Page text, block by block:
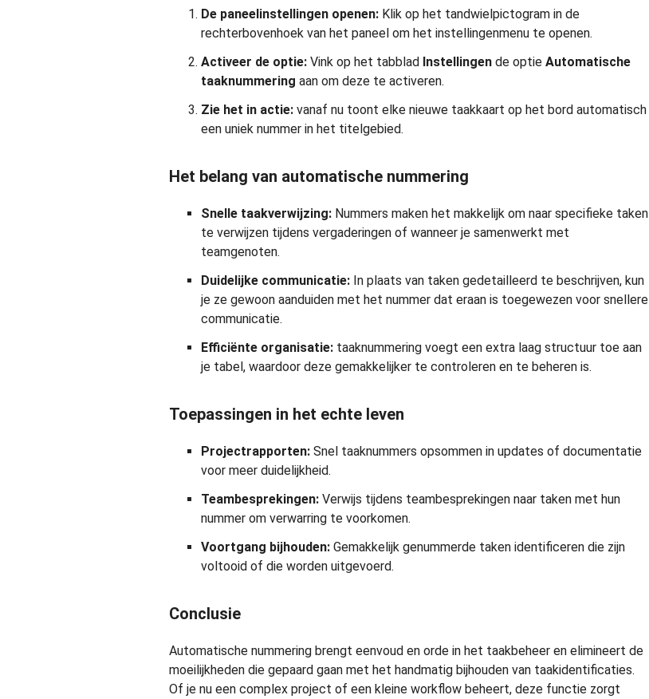
De paneelinstellingen openen: Klik op het tandwielpictogram in de
rechterbovenhoek van het paneel om het instellingenmenu te openen.
Activeer de optie: Vink op het tabblad Instellingen de optie Automatische
taaknummering aan om deze te activeren.
Zie het in actie: vanaf nu toont elke nieuwe taakkaart op het bord automatisch
een uniek nummer in het titelgebied.
Het belang van automatische nummering
Snelle taakverwijzing: Nummers maken het makkelijk om naar specifieke taken
te verwijzen tijdens vergaderingen of wanneer je samenwerkt met
teamgenoten.
Duidelijke communicatie: In plaats van taken gedetailleerd te beschrijven, kun
je ze gewoon aanduiden met het nummer dat eraan is toegewezen voor snellere
communicatie.
Efficiënte organisatie: taaknummering voegt een extra laag structuur toe aan
je tabel, waardoor deze gemakkelijker te controleren en te beheren is.
Toepassingen in het echte leven
Projectrapporten: Snel taaknummers opsommen in updates of documentatie
voor meer duidelijkheid.
Teambesprekingen: Verwijs tijdens teambesprekingen naar taken met hun
nummer om verwarring te voorkomen.
Voortgang bijhouden: Gemakkelijk genummerde taken identificeren die zijn
voltooid of die worden uitgevoerd.
Conclusie
Automatische nummering brengt eenvoud en orde in het taakbeheer en elimineert de
moeilijkheden die gepaard gaan met het handmatig bijhouden van taakidentificaties.
Of je nu een complex project of een kleine workflow beheert, deze functie zorgt